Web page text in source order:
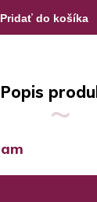
Pridať do košíka
Popis